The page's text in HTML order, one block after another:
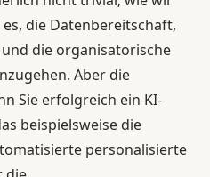
die Datenbereitschaft,
die organisatorische
Aber die
Sie erfolgreich ein KI-
beispielsweise die
personalisierte